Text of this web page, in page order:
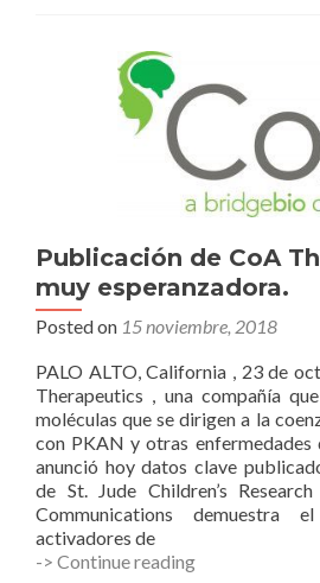
inscribiendo
pacientes.
Publicación de CoA
muy esperanzadora.
Posted on 15 noviembre, 2018
PALO ALTO, California , 23 de
Therapeutics , una compañía
moléculas que se dirigen a la
con PKAN y otras enfermedades
anunció hoy datos clave
de St. Jude Children’s
Communications demuestra
activadores de
-> Continue readingPublicación